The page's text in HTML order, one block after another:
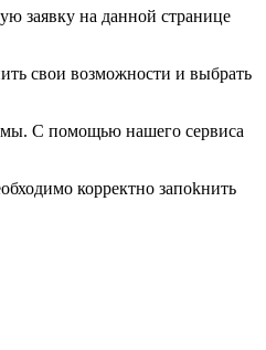
заявку на данной странице
свои возможности и выбрать
С помощью нашего сервиса
корректно запоkнить